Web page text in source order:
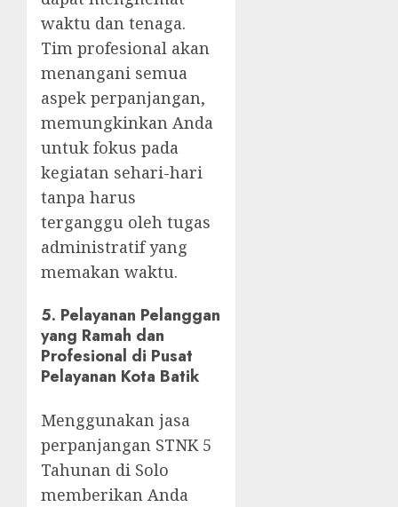
waktu dan tenaga.
Tim profesional akan
menangani semua
aspek perpanjangan,
memungkinkan Anda
untuk fokus pada
kegiatan sehari-hari
tanpa harus
terganggu oleh tugas
administratif yang
memakan waktu.
5. Pelayanan Pelanggan
yang Ramah dan
Profesional di Pusat
Pelayanan Kota Batik
Menggunakan jasa
perpanjangan STNK 5
Tahunan di Solo
memberikan Anda